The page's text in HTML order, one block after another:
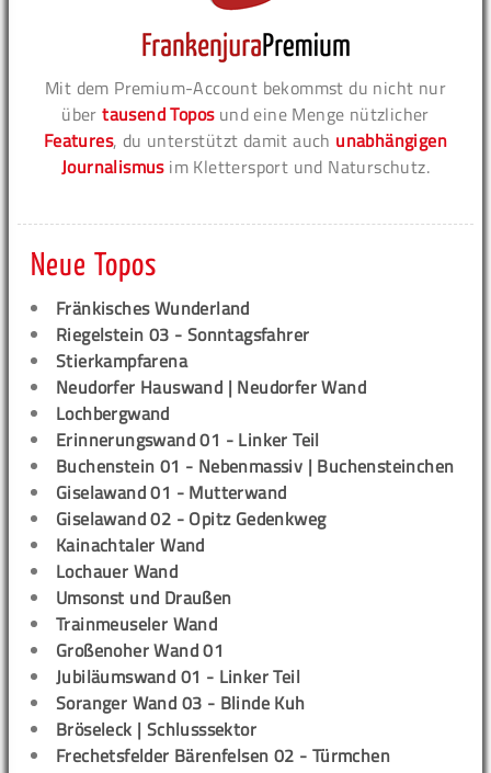
Mit dem Premium-Account bekommst du nicht nur
übertausend Toposund eine Menge nützlicher
Features, du unterstützt damit auch unabhängigen
Journalismusim Klettersport und Naturschutz.
Neue Topos
Fränkisches Wunderland
Riegelstein 03 - Sonntagsfahrer
Stierkampfarena
Neudorfer Hauswand | Neudorfer Wand
Lochbergwand
Erinnerungswand 01 - Linker Teil
Buchenstein 01 - Nebenmassiv | Buchensteinchen
Giselawand 01 - Mutterwand
Giselawand 02 - Opitz Gedenkweg
Kainachtaler Wand
Lochauer Wand
Umsonst und Draußen
Trainmeuseler Wand
Großenoher Wand 01
Jubiläumswand 01 - Linker Teil
Soranger Wand 03 - Blinde Kuh
Bröseleck | Schlusssektor
Frechetsfelder Bärenfelsen 02 - Türmchen